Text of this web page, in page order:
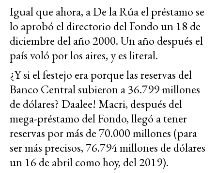
Igual que ahora, a De la Rúa el préstamo se
lo aprobó el directorio del Fondo un 18 de
diciembre del año 2000. Un año después el
país voló por los aires, y es literal.
¿Y si el festejo era porque las reservas del
Banco Central subieron a 36.799 millones
de dólares? Daalee! Macri, después del
mega-préstamo del Fondo, llegó a tener
reservas por más de 70.000 millones (para
ser más precisos, 76.794 millones de dólares
un 16 de abril como hoy, del 2019).